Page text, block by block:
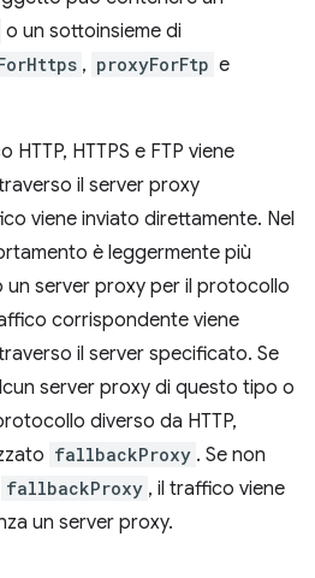
o un sottoinsieme di
, proxyForFtp e
HTTPS e FTP viene
il server proxy
viene inviato direttamente. Nel
è leggermente più
server proxy per il protocollo
corrispondente viene
il server specificato. Se
server proxy di questo tipo o
diverso da HTTP,
fallbackProxy . Se non
fallbackProxy , il traffico viene
un server proxy.